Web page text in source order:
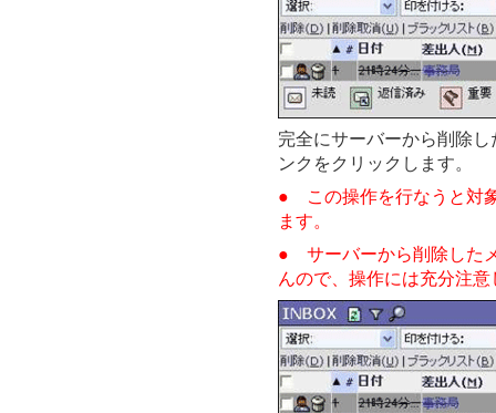
完全にサーバーから削除
ンクをクリックします。
● この操作を行なうと対
ます。
● サーバーから削除した
んので、操作には充分注